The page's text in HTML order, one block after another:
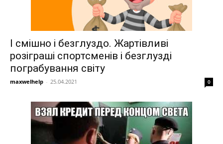
І смішно і безглуздо. Жартівливі
розіграші спортсменів і безглузді
пограбування світу
maxwelhelp - 25.04.2021 0